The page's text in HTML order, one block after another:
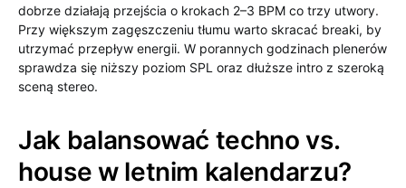
dobrze działają przejścia o krokach 2–3 BPM co trzy utwory.
Przy większym zagęszczeniu tłumu warto skracać breaki, by
utrzymać przepływ energii. W porannych godzinach plenerów
sprawdza się niższy poziom SPL oraz dłuższe intro z szeroką
sceną stereo.
Jak balansować techno vs.
house w letnim kalendarzu?